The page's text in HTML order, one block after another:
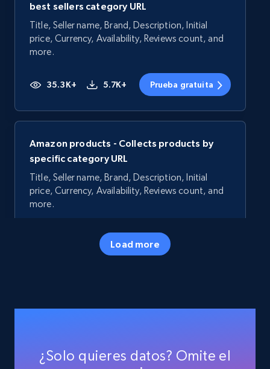
best sellers category URL
Title, Seller name, Brand, Description, Initial
price, Currency, Availability, Reviews count, and
more.
35.3K+ 5.7K+ Prueba gratuita
Amazon products - Collects products by
specific category URL
Title, Seller name, Brand, Description, Initial
price, Currency, Availability, Reviews count, and
more.
5.7K+ Prueba gratuita
specific keywords
more.
Load more
¿Solo quieres datos? Omite el